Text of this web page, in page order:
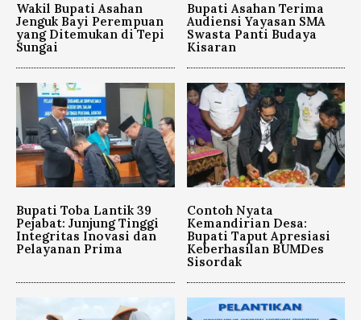
Wakil Bupati Asahan
Jenguk Bayi Perempuan
yang Ditemukan di Tepi
Sungai
Bupati Asahan Terima
Audiensi Yayasan SMA
Swasta Panti Budaya
Kisaran
Bupati Toba Lantik 39
Pejabat: Junjung Tinggi
Integritas Inovasi dan
Pelayanan Prima
Contoh Nyata
Kemandirian Desa:
Bupati Taput Apresiasi
Keberhasilan BUMDes
Sisordak